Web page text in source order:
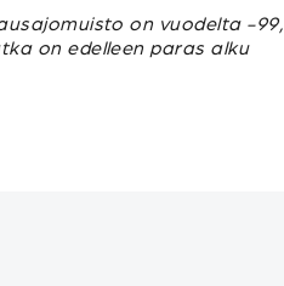
on vuodelta -99,
on edelleen paras alku